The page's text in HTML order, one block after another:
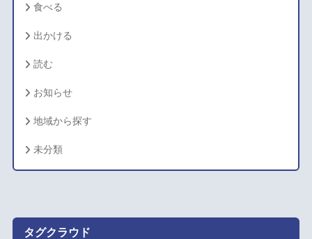
食べる
出かける
読む
お知らせ
地域から探す
未分類
タグクラウド